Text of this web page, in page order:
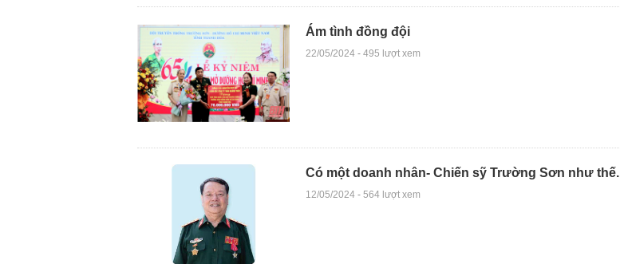
Ám tình đồng đội
22/05/2024 - 495 lượt xem
Có một doanh nhân- Chiến sỹ Trường Sơn như thế.
12/05/2024 - 564 lượt xem